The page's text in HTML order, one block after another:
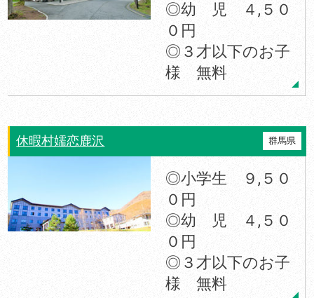
◎幼 児 ４,５０
０円
◎３才以下のお子
様 無料
休暇村嬬恋鹿沢 群馬県
◎小学生 ９,５０
０円
◎幼 児 ４,５０
０円
◎３才以下のお子
様 無料